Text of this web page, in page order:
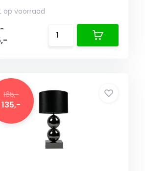
op voorraad
165,-
135,-